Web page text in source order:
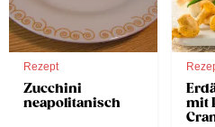
Rezept
Zucchini
neapolitanisch
mit